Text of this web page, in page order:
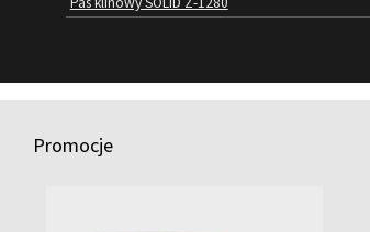
Promocje